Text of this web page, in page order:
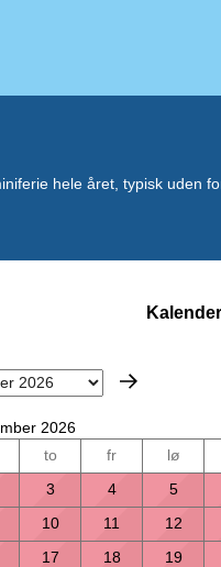
hele året, typisk uden
Kalender
2026
to fr lø
3 4 5
10 11 12
17 18 19